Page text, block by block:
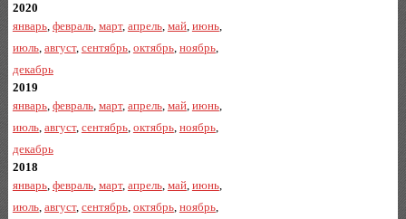
2020
январь, февраль, март, апрель, май, июнь,
июль, август, сентябрь, октябрь, ноябрь,
декабрь
2019
январь, февраль, март, апрель, май, июнь,
июль, август, сентябрь, октябрь, ноябрь,
декабрь
2018
январь, февраль, март, апрель, май, июнь,
июль, август, сентябрь, октябрь, ноябрь,